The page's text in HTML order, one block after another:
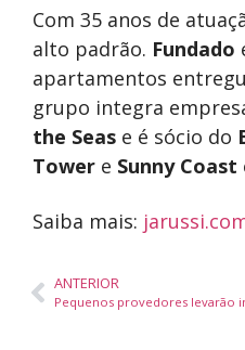
Com 35 anos de
alto padrão. Fundado
apartamentos
grupo integra
the Seas e é sócio do
Tower e Sunny Coast
Saiba mais:
ANTERIOR